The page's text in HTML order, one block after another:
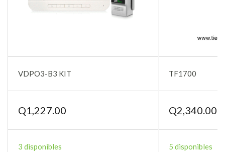
VDPO3-B3 KIT TF1700
Q1,227.00 Q2,340.00
3 disponibles 5 disponibles